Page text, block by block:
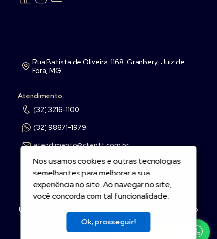
Mais informações?
Rua Batista de Oliveira, 1168, Granbery, Juiz de
Fora, MG
Atendimento
(32) 3216-1100
(32) 98871-1979
atendimento@clientt.com.br
Um projeto Robustcrm.io
Nós usamos cookies e outras tecnologias
semelhantes para melhorar a sua
experiência no site. Ao navegar no site,
você concorda com tal funcionalidade.
Ok, prosseguir!